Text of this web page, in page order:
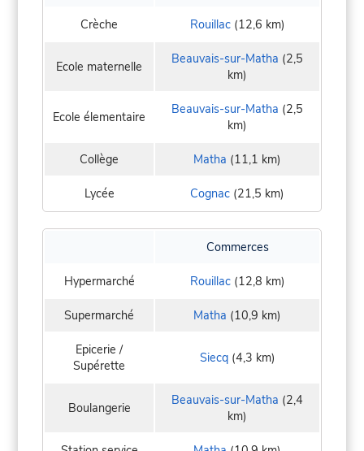
Crèche Rouillac(12,6 km)
Ecole maternelle Beauvais-sur-Matha (2,5
km)
Ecole élementaire Beauvais-sur-Matha (2,5
km)
Collège Matha (11,1 km)
Lycée Cognac (21,5 km)
Commerces
Hypermarché Rouillac(12,8 km)
Supermarché Matha (10,9 km)
Epicerie /
Supérette
Siecq(4,3 km)
Boulangerie Beauvais-sur-Matha (2,4
km)